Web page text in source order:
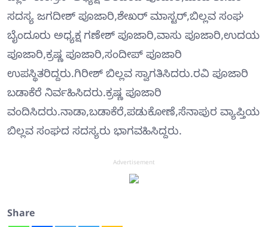
ಸದಸ್ಯ ಜಗದೀಶ್ ಪೂಜಾರಿ,ಶೇಖರ್ ಮಾಸ್ಟರ್,ಬಿಲ್ಲವ ಸಂಘ
ಬೈಂದೂರು ಅಧ್ಯಕ್ಷ ಗಣೇಶ್ ಪೂಜಾರಿ,ವಾಸು ಪೂಜಾರಿ,ಉದಯ
ಪೂಜಾರಿ,ಕ್ರಷ್ಣ ಪೂಜಾರಿ,ಸಂದೀಪ್ ಪೂಜಾರಿ
ಉಪಸ್ಥಿತರಿದ್ದರು.ಗಿರೀಶ್ ಬಿಲ್ಲವ ಸ್ವಾಗತಿಸಿದರು.ರವಿ ಪೂಜಾರಿ
ಬಡಾಕೆರೆ ನಿರ್ವಹಿಸಿದರು.ಕ್ರಷ್ಣ ಪೂಜಾರಿ
ವಂದಿಸಿದರು.ನಾಡಾ,ಬಡಾಕೆರೆ,ಪಡುಕೋಣೆ,ಸೆನಾಪುರ ವ್ಯಾಪ್ತಿಯ
ಬಿಲ್ಲವ ಸಂಘದ ಸದಸ್ಯರು ಭಾಗವಹಿಸಿದ್ದರು.
Advertisement
Share